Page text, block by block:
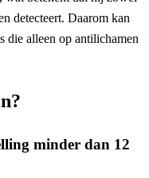
detecteert. Daarom kan
die alleen op antilichamen
minder dan 12